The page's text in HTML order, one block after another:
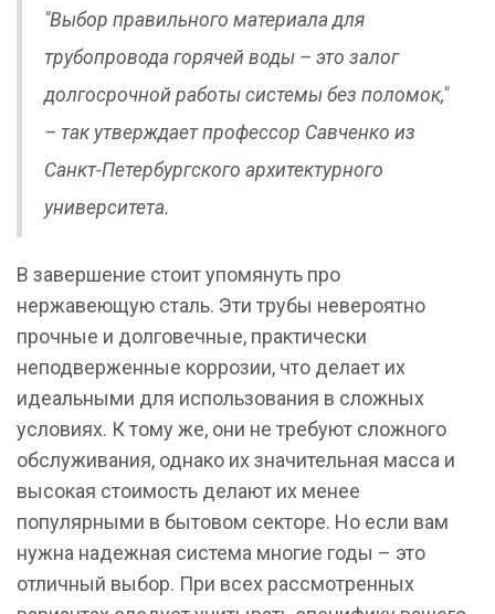
"Выбор правильного материала для
трубопровода горячей воды – это залог
долгосрочной работы системы без поломок,"
– так утверждает профессор Савченко из
Санкт-Петербургского архитектурного
университета.
В завершение стоит упомянуть про
нержавеющую сталь. Эти трубы невероятно
прочные и долговечные, практически
неподверженные коррозии, что делает их
идеальными для использования в сложных
условиях. К тому же, они не требуют сложного
обслуживания, однако их значительная масса и
высокая стоимость делают их менее
популярными в бытовом секторе. Но если вам
нужна надежная система многие годы – это
отличный выбор. При всех рассмотренных